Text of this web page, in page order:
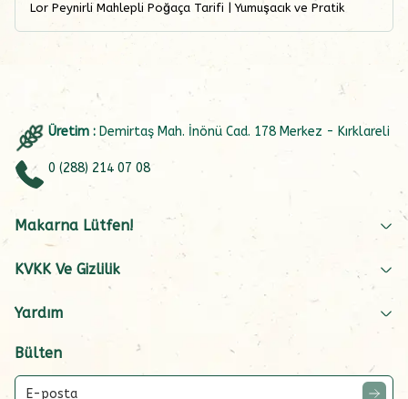
Lor Peynirli Mahlepli Poğaça Tarifi | Yumuşacık ve Pratik
Üretim : Demirtaş Mah. İnönü Cad. 178 Merkez - Kırklareli
0 (288) 214 07 08
Makarna Lütfen!
KVKK Ve Gizlilik
Yardım
Bülten